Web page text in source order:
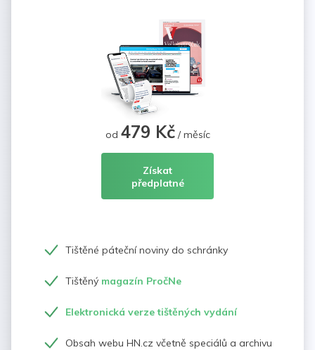
od 479 Kč/ měsíc
Získat
předplatné
Tištěné páteční noviny do schránky
Tištěný magazín PročNe
Elektronická verze tištěných vydání
Obsah webu HN.cz včetně speciálů a archivu